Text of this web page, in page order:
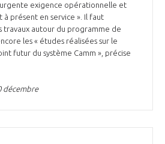
exigence opérationnelle et
présent en service ». Il faut
travaux autour du programme de
les « études réalisées sur le
futur du système Camm », précise
décembre